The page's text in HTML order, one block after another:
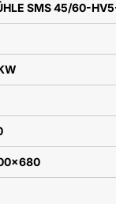
SMS 45/60-